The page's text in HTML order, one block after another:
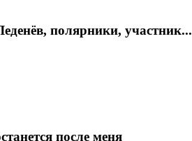
полярники, участник...
после меня